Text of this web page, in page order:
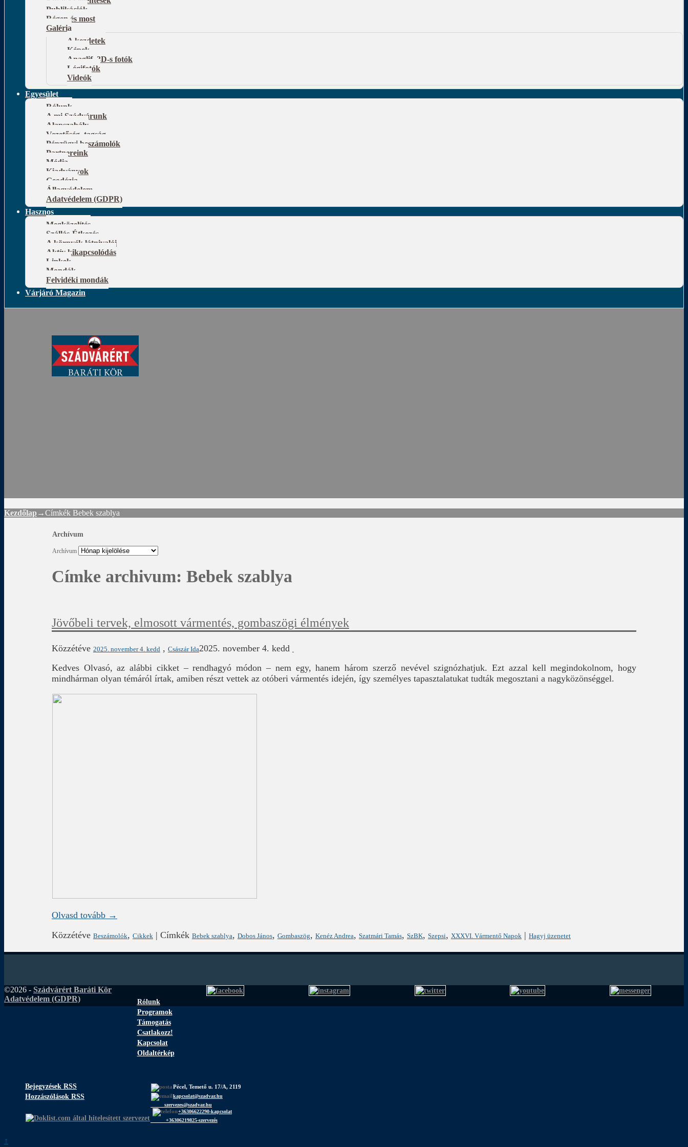
Publikációk
Régen és most
Galéria
A kezdetek
Képek
Anaglif, 3D-s fotók
Légifotók
Videók
Egyesület
Rólunk
A mi Szádvárunk
Alapszabály
Vezetőség, tagság
Pénzügyi beszámolók
Partnereink
Média
Kiadványok
Geodézia
Állagvédelem
Adatvédelem (GDPR)
Hasznos
Megközelítés
Szállás-Étkezés
A környék látnivalói
Aktív kikapcsolódás
Linkek
Mondák
Felvidéki mondák
Várjáró Magazin
Kezdőlap →Címkék Bebek szablya
Archívum
Archívum
Címke archivum: Bebek szablya
Jövőbeli tervek, elmosott vármentés, gombaszögi élmények
Közzétéve 2025. november 4. kedd , Császár Ida2025. november 4. kedd
Kedves Olvasó, az alábbi cikket – rendhagyó módon – nem egy, hanem három szerző nevével szignózhatjuk. Ezt azzal kell megindokolnom, hogy
mindhárman olyan témáról írtak, amiben részt vettek az otóberi vármentés idején, így személyes tapasztalatukat tudták megosztani a nagyközönséggel.
Olvasd tovább →
Közzétéve Beszámolók, Cikkek| Címkék Bebek szablya, Dobos János, Gombaszög, Kenéz Andrea, Szatmári Tamás, SzBK, Szepsi, XXXVI. Vármentő Napok| Hagyj üzenetet
Rólunk
Programok
Támogatás
Csatlakozz!
Kapcsolat
Oldaltérkép
Bejegyzések RSS
Hozzászólások RSS
Pécel, Temető u. 17/A, 2119
kapcsolat@szadvar.hu
szervezes@szadvar.hu
+36306622290-kapcsolat
+36306219825-szervezés
©2026 - Szádvárért Baráti Kör
Adatvédelem (GDPR)
↑